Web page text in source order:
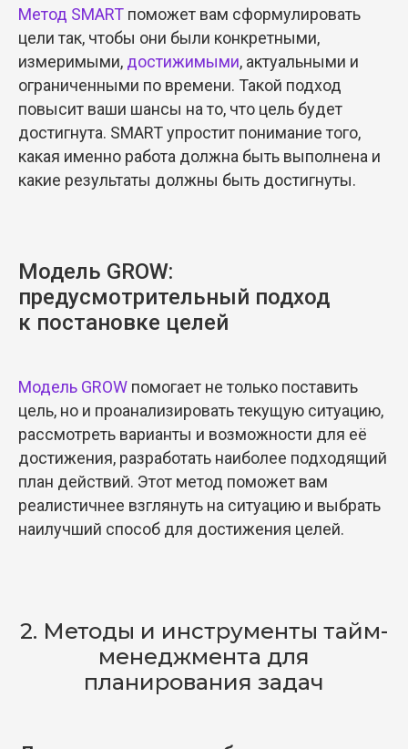
Метод SMART поможет вам сформулировать
цели так, чтобы они были конкретными,
измеримыми, достижимыми, актуальными и
ограниченными по времени. Такой подход
повысит ваши шансы на то, что цель будет
достигнута. SMART упростит понимание того,
какая именно работа должна быть выполнена и
какие результаты должны быть достигнуты.
Модель GROW:
предусмотрительный подход
к постановке целей
Модель GROW помогает не только поставить
цель, но и проанализировать текущую ситуацию,
рассмотреть варианты и возможности для её
достижения, разработать наиболее подходящий
план действий. Этот метод поможет вам
реалистичнее взглянуть на ситуацию и выбрать
наилучший способ для достижения целей.
2. Методы и инструменты тайм-
менеджмента для
планирования задач